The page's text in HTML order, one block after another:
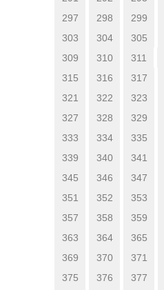
297
298 299
303
304 305
309
310 311
315
316 317
321
322 323
327
328 329
333
334 335
339
340 341
345
346 347
351
352 353
357
358 359
363
364 365
369
370 371
375
376 377